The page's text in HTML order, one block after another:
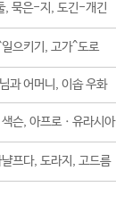
, 묵은-지, 도긴-개긴
으키기, 고가^도로
과 어머니, 이솝 우화
슨, 아프로ㆍ유라시아
프다, 도라지, 고드름